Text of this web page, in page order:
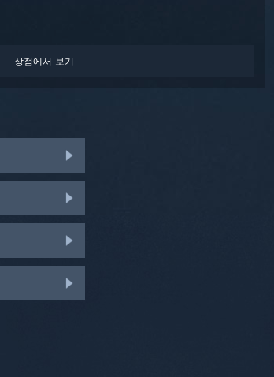
상점에서 보기